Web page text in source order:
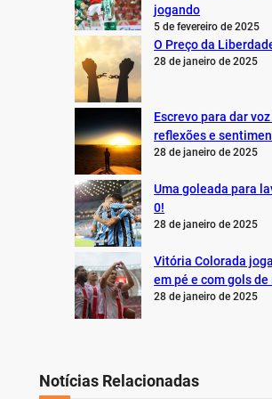
jogando
5 de fevereiro de 2025
O Preço da
28 de janeiro de 2025
Escrevo para dar
reflexões e
28 de janeiro de 2025
Uma goleada para
0!
28 de janeiro de 2025
Vitória Colorada
em pé e com gols
28 de janeiro de 2025
Notícias Relacionadas